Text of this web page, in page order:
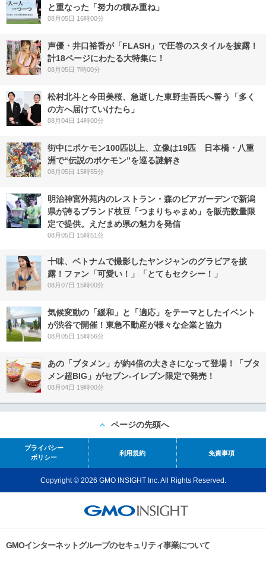
と重なった「努力の積み重ね」
08月05日 16時00分
声優・井口裕香が「FLASH」で圧巻のスタイルを披露！
計18ページにわたる大特集に！
08月05日 7時00分
松村北斗と今田美桜、急逝した東野圭吾氏へ誓う「多く
の方へ届けていけたら」
08月04日 14時00分
街中にポケモン100匹以上、立像は19匹 日本橋・八重
洲で“伝説のポケモン”を巡る謎解き
08月05日 15時55分
明治神宮外苑内のレストラン・森のビアガーデンで新潟
県が誇るブランド枝豆「つまりちゃまめ」を販売数量限
定で提供。えだまめ県の魅力を発信
08月05日 15時51分
十味、ベトナムで撮影したヤンジャンのグラビアを披
露！ファン「可愛い！」「とてもセクシー！」
08月07日 15時00分
気候変動の「緩和」と「適応」をテーマとしたイベント
が渋谷で開催！東急不動産が様々な企業と協力
08月05日 15時56分
あの「ブタメン」が約4倍の大きさになって登場！「ブタ
メン超BIG」がセブン‐イレブン限定で発売！
08月04日 19時00分
ページの先頭へ
プライバシー
ポリシー
利用規約 免責事項
Copyright © 2026 GMO INSIGHT Inc. All Rights Reserved.
GMOインターネットグループのセキュリティ事業について